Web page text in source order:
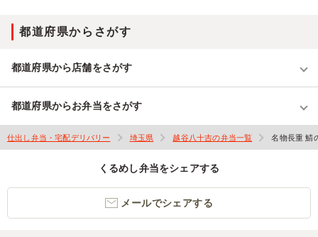
都道府県からさがす
都道府県から店舗をさがす
都道府県からお弁当をさがす
仕出し弁当・宅配デリバリー 埼玉県 越谷八十吉の弁当一覧 名物長重 鯖
くるめし弁当をシェアする
メールでシェアする